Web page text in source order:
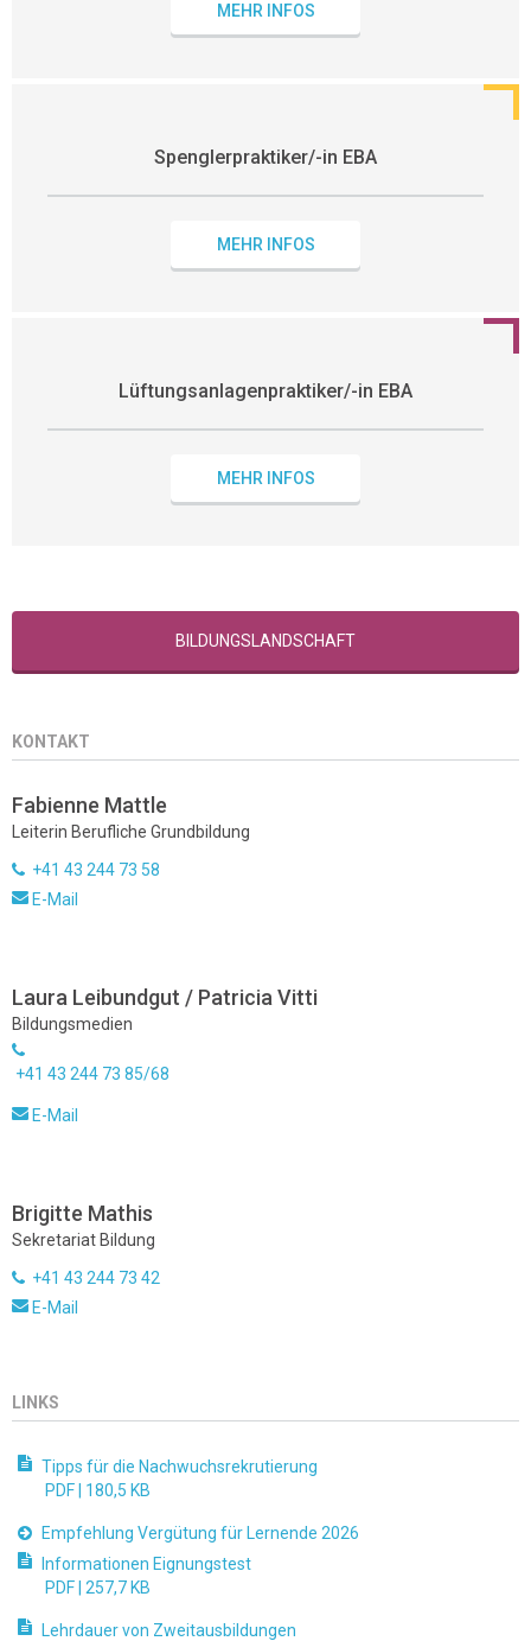
MEHR INFOS
Spenglerpraktiker/-in EBA
MEHR INFOS
Lüftungsanlagenpraktiker/-in EBA
MEHR INFOS
BILDUNGSLANDSCHAFT
KONTAKT
Fabienne Mattle
Leiterin Berufliche Grundbildung
+41 43 244 73 58
E-Mail
Laura Leibundgut / Patricia Vitti
Bildungsmedien
+41 43 244 73 85/68
E-Mail
Brigitte Mathis
Sekretariat Bildung
+41 43 244 73 42
E-Mail
LINKS
Tipps für die Nachwuchsrekrutierung
PDF | 180,5 KB
Empfehlung Vergütung für Lernende 2026
Informationen Eignungstest
PDF | 257,7 KB
Lehrdauer von Zweitausbildungen